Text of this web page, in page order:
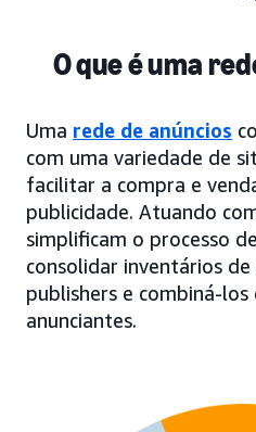
O que é uma
Uma rede de anúncios
com uma variedade de
facilitar a compra e
publicidade. Atuando
simplificam o processo
consolidar inventários de
publishers e combiná-
anunciantes.